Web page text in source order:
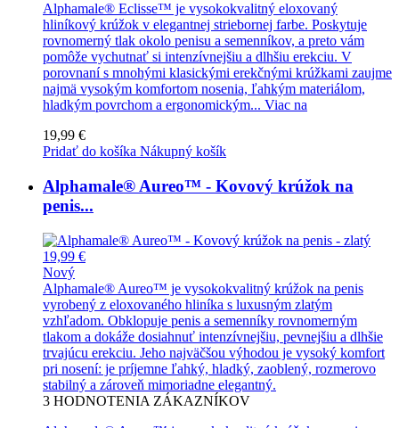
Alphamale® Eclisse™ je vysokokvalitný eloxovaný
hliníkový krúžok v elegantnej striebornej farbe. Poskytuje
rovnomerný tlak okolo penisu a semenníkov, a preto vám
pomôže vychutnať si intenzívnejšiu a dlhšiu erekciu. V
porovnaní s mnohými klasickými erekčnými krúžkami zaujme
najmä vysokým komfortom nosenia, ľahkým materiálom,
hladkým povrchom a ergonomickým... Viac na
19,99 €
Pridať do košíka Nákupný košík
Alphamale® Aureo™ - Kovový krúžok na
penis...
19,99 €
Nový
Alphamale® Aureo™ je vysokokvalitný krúžok na penis
vyrobený z eloxovaného hliníka s luxusným zlatým
vzhľadom. Obklopuje penis a semenníky rovnomerným
tlakom a dokáže dosiahnuť intenzívnejšiu, pevnejšiu a dlhšie
trvajúcu erekciu. Jeho najväčšou výhodou je vysoký komfort
pri nosení: je príjemne ľahký, hladký, zaoblený, rozmerovo
stabilný a zároveň mimoriadne elegantný.
3 HODNOTENIA ZÁKAZNÍKOV